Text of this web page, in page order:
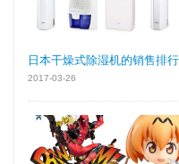
日本干燥式除湿机的销售排
2017-03-26